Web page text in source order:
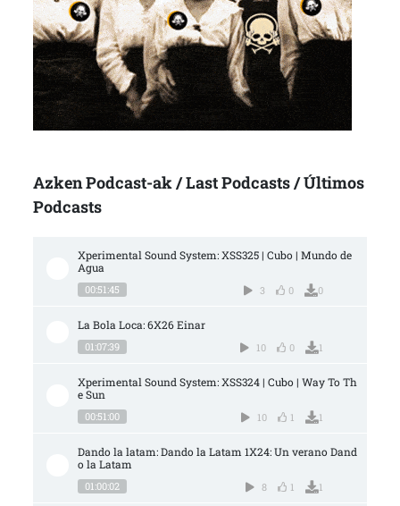
Azken Podcast-ak / Last Podcasts / Últimos
Podcasts
Xperimental Sound System: XSS325 | Cubo | Mundo de
Agua
00:51:45 3 0 0
La Bola Loca: 6X26 Einar
01:07:39 10 0 1
Xperimental Sound System: XSS324 | Cubo | Way To Th
e Sun
00:51:00 10 1 1
Dando la latam: Dando la Latam 1X24: Un verano Dand
o la Latam
01:00:02 8 1 1